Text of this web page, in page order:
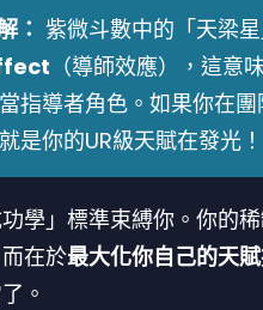
： 紫微斗數中的「天梁
（導師效應），這意
指導者角色。如果你在團
是你的UR級天賦在發光！
學」標準束縛你。你的
在於最大化你自己的天
。